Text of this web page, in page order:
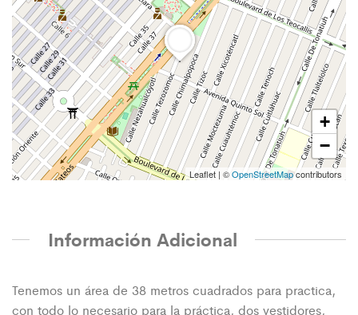
+
−
Leaflet | ©OpenStreetMapcontributors
Información Adicional
Tenemos un área de 38 metros cuadrados para practica,
con todo lo necesario para la práctica, dos vestidores,